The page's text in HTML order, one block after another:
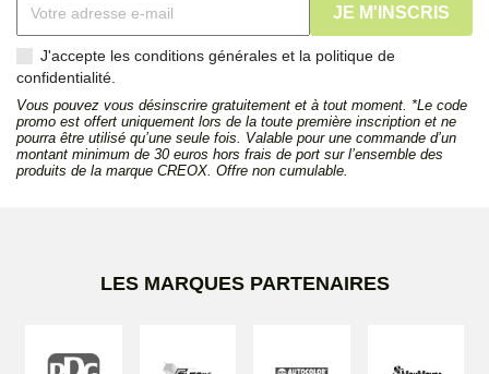
J'accepte les conditions générales et la politique de
confidentialité.
Vous pouvez vous désinscrire gratuitement et à tout moment. *Le code
promo est offert uniquement lors de la toute première inscription et ne
pourra être utilisé qu’une seule fois. Valable pour une commande d’un
montant minimum de 30 euros hors frais de port sur l’ensemble des
produits de la marque CREOX. Offre non cumulable.
LES MARQUES PARTENAIRES